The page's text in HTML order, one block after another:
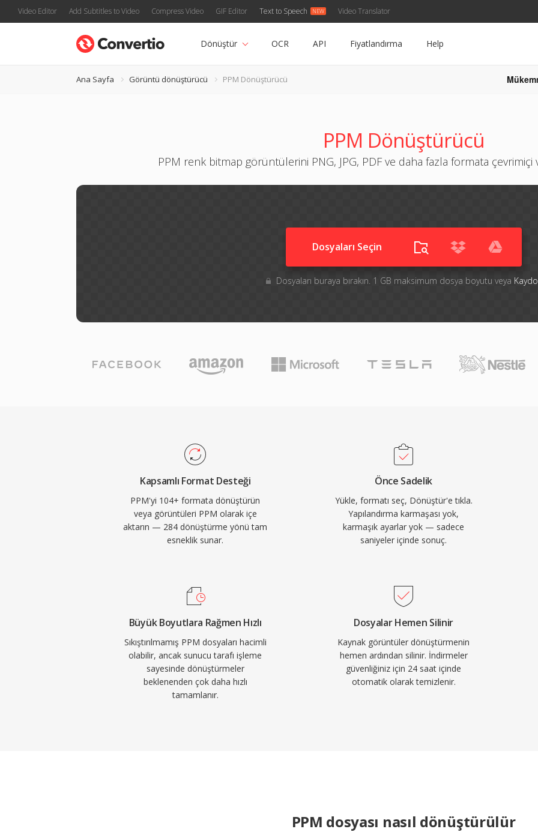
Video Editor Add Subtitles to Video Compress Video GIF Editor Text to Speech Video Translator
Dönüştür OCR API Fiyatlandırma Help
Ana Sayfa Görüntü dönüştürücü PPM Dönüştürücü
PPM Dönüştürücü
PPM renk bitmap görüntülerini PNG, JPG, PDF ve daha fazla formata
Dosyaları Seçin
Dosyaları buraya bırakın. 1 GB maksimum dosya boyutu veya
Kapsamlı Format Desteği
PPM'yi 104+ formata dönüştürün
veya görüntüleri PPM olarak içe
aktarın — 284 dönüştürme yönü tam
esneklik sunar.
Önce Sadelik
Yükle, formatı seç, Dönüştür'e tıkla.
Yapılandırma karmaşası yok,
karmaşık ayarlar yok — sadece
saniyeler içinde sonuç.
Büyük Boyutlara Rağmen Hızlı
Sıkıştırılmamış PPM dosyaları hacimli
olabilir, ancak sunucu tarafı işleme
sayesinde dönüştürmeler
beklenenden çok daha hızlı
tamamlanır.
Dosyalar Hemen Silinir
Kaynak görüntüler dönüştürmenin
hemen ardından silinir. İndirmeler
güvenliğiniz için 24 saat içinde
otomatik olarak temizlenir.
PPM dosyası nasıl dönüştürülür